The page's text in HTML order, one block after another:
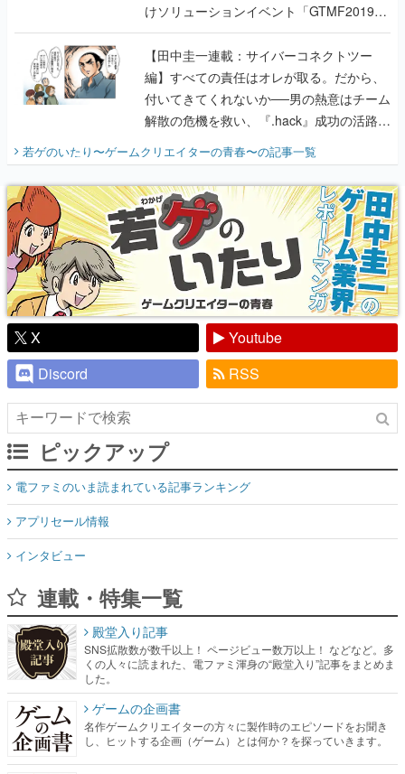
編】すべての責任はオレが取る。だから、
付いてきてくれないか──男の熱意はチーム
解散の危機を救い、『.hack』成功の活路を
開く。業界の快男児・松山 洋に流れる血は
『少年ジャンプ』色だった【若ゲのいた
り】
若ゲのいたり〜ゲームクリエイターの青春〜の記事一覧
X
Youtube
Discord
RSS
ピックアップ
電ファミのいま読まれている記事ランキング
アプリセール情報
インタビュー
連載・特集一覧
くの人々に読まれた、電ファミ渾身の“殿堂入り”記事をまとめま
した。
ゲームの企画書
名作ゲームクリエイターの方々に製作時のエピソードをお聞き
し、ヒットする企画（ゲーム）とは何か？を探っていきます。
赫本
この物語を解いてはいけない。『赫本』は、〈試験問題〉の形
をした短編ホラー小説集です。